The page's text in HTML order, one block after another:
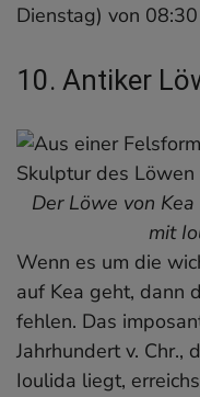
Dienstag) von
10. Antiker
Der Löwe von
mit
Wenn es um die
auf Kea geht, dann
fehlen. Das
Jahrhundert v. Chr.,
Ioulida liegt,